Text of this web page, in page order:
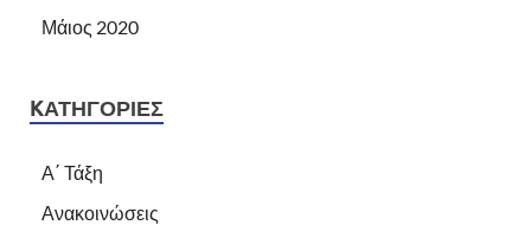
Μάιος 2020
KΑΤΗΓΟΡΊΕΣ
Α΄ Τάξη
Ανακοινώσεις